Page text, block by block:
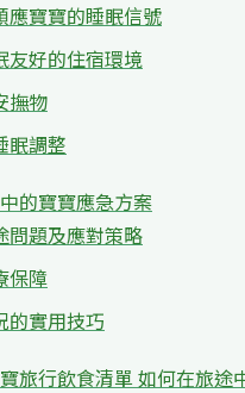
應寶寶的睡眠信號
友好的住宿環境
撫物
眠調整
的寶寶應急方案
問題及應對策略
保障
的實用技巧
旅行飲食清單 如何在旅